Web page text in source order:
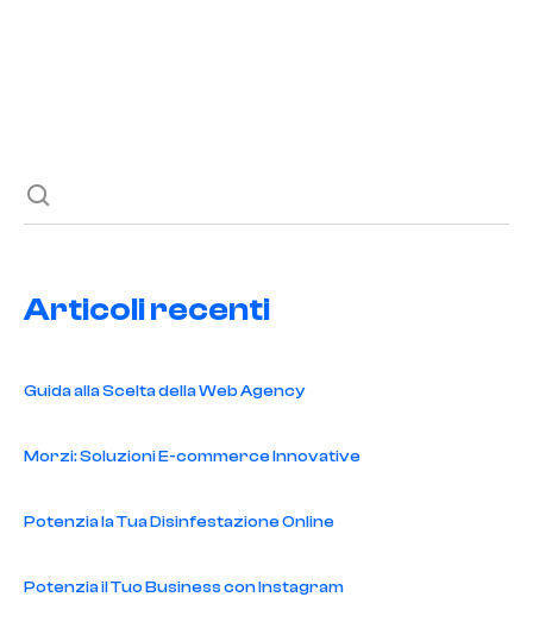
Articoli recenti
Guida alla Scelta della Web Agency
Morzi: Soluzioni E-commerce Innovative
Potenzia la Tua Disinfestazione Online
Potenzia il Tuo Business con Instagram